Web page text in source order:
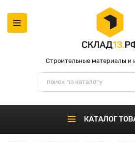
Строительные материалы и
КАТАЛОГ